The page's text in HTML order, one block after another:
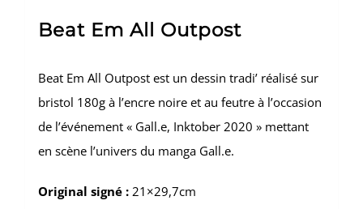
Beat Em All Outpost
Beat Em All Outpost est un dessin tradi’ réalisé sur
bristol 180g à l’encre noire et au feutre à l’occasion
de l’événement « Gall.e, Inktober 2020 » mettant
en scène l’univers du manga Gall.e.
Original signé :21×29,7cm